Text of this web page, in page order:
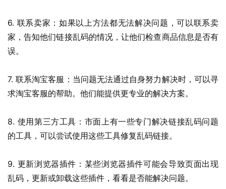
6. 联系卖家：如果以上方法都无法解决问题，可以联系卖
家，告知他们链接乱码的情况，让他们检查商品信息是否有
误。
7. 联系淘宝客服：当问题无法通过自身努力解决时，可以寻
求淘宝客服的帮助。他们能提供更专业的解决方案。
8. 使用第三方工具：市面上有一些专门解决链接乱码问题
的工具，可以尝试使用这些工具修复乱码链接。
9. 更新浏览器插件：某些浏览器插件可能会导致页面出现
乱码，更新或卸载这些插件，看看是否能解决问题。